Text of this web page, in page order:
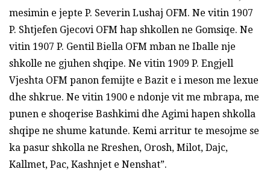
mesimin e jepte P. Severin Lushaj OFM. Ne vitin 1907
P. Shtjefen Gjecovi OFM hap shkollen ne Gomsiqe. Ne
vitin 1907 P. Gentil Biella OFM mban ne Iballe nje
shkolle ne gjuhen shqipe. Ne vitin 1909 P. Engjell
Vjeshta OFM panon femijte e Bazit e i meson me lexue
dhe shkrue. Ne vitin 1900 e ndonje vit me mbrapa, me
punen e shoqerise Bashkimi dhe Agimi hapen shkolla
shqipe ne shume katunde. Kemi arritur te mesojme se
ka pasur shkolla ne Rreshen, Orosh, Milot, Dajc,
Kallmet, Pac, Kashnjet e Nenshat”.